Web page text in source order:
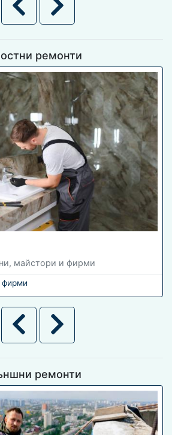
ремонти
майстори и фирми
фирми
ремонти